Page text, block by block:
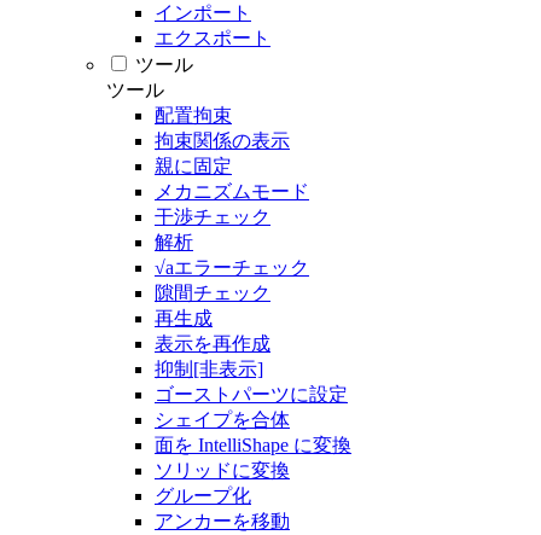
インポート
エクスポート
ツール
ツール
配置拘束
拘束関係の表示
親に固定
メカニズムモード
干渉チェック
解析
√aエラーチェック
隙間チェック
再生成
表示を再作成
抑制[非表示]
ゴーストパーツに設定
シェイプを合体
面を IntelliShape に変換
ソリッドに変換
グループ化
アンカーを移動